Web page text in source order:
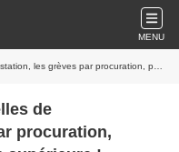
MENU
passer à une forme d’action supérieure !
de
procuration,